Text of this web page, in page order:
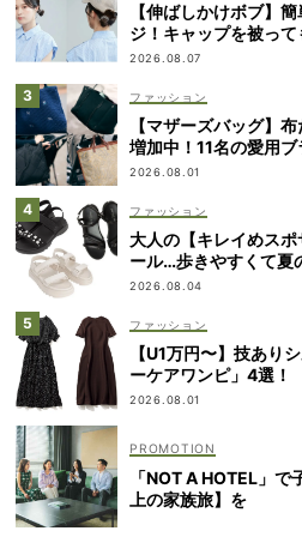
【伸ばしかけボブ】
ジ！キャップを被っ
2026.08.07
ファッション
【マザーズバッグ】
増加中！11名の愛用ブ
2026.08.01
ファッション
大人の【キレイめス
ール…歩きやすくて夏
2026.08.04
ファッション
【U1万円〜】技あり
ーケアワンピ」4選！
2026.08.01
「NOT A HOTEL」
上の家族旅】を